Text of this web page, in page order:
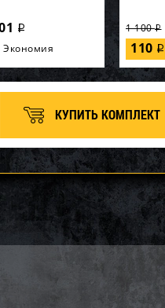
i
Экономия
1 100i
110 i
хода)
50-03-045
лыжи
КУПИТЬ КОМПЛЕКТ